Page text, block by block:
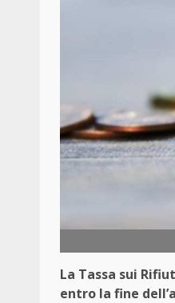
La Tassa sui
entro la fine